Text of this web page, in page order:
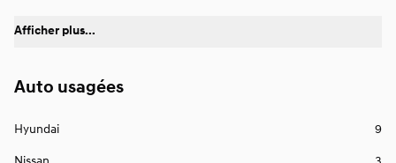
Afficher plus...
Auto usagées
Hyundai 9